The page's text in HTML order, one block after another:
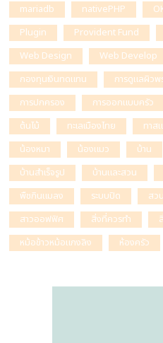
mariadb nativePHP
Plugin
Provident Fund
Web Design
Web Develop
กองทุนเงินทดแทน
การดูแลผิว
การปกครอง
การออกแบบครัว
ต้นไม้
ทะเลเมืองไทย ทาส
น้องหมา
น้องแมว บ้าน
บ้านสำเร็จรูป
บ้านและสวน
พืชกินแมลง
ระบบปิด สวน
สาวออฟฟิศ
สิ่งที่ควรทำ
หม้อข้าวหม้อแกงลิง
ห้องครัว